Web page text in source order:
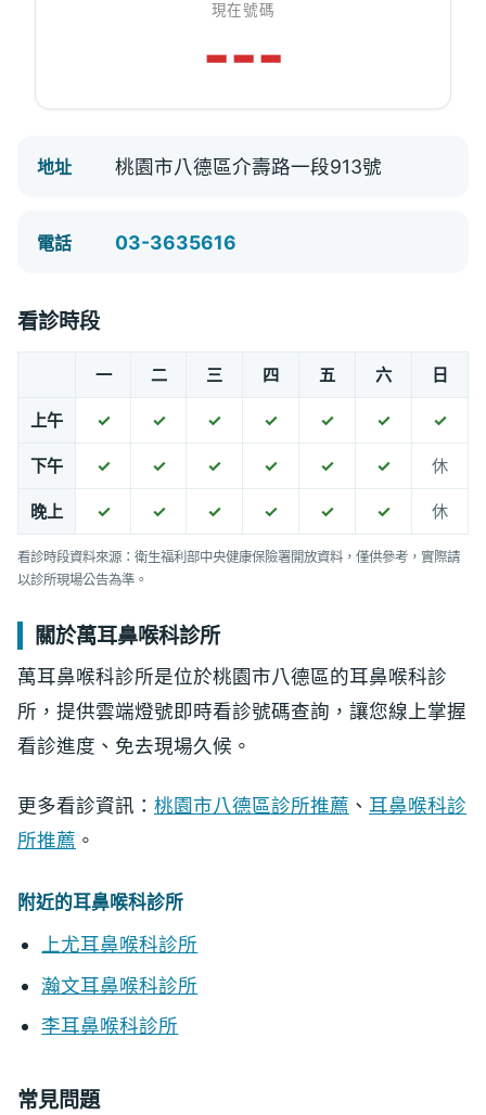
現在號碼
---
地址 桃園市八德區介壽路一段913號
電話 03-3635616
看診時段
一 二 三 四 五 六 日
上午 ✓ ✓ ✓ ✓ ✓ ✓ ✓
下午 ✓ ✓ ✓ ✓ ✓ ✓ 休
晚上 ✓ ✓ ✓ ✓ ✓ ✓ 休
看診時段資料來源：衛生福利部中央健康保險署開放資料，僅供參考，實際請
以診所現場公告為準。
關於萬耳鼻喉科診所
萬耳鼻喉科診所是位於桃園市八德區的耳鼻喉科診
所，提供雲端燈號即時看診號碼查詢，讓您線上掌握
看診進度、免去現場久候。
更多看診資訊： 桃園市八德區診所推薦 、 耳鼻喉科診
所推薦 。
附近的耳鼻喉科診所
上尤耳鼻喉科診所
瀚文耳鼻喉科診所
李耳鼻喉科診所
常見問題